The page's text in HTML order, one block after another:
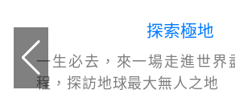
探索極地
一生必去，來一場走進世界
程，探訪地球最大無人之地